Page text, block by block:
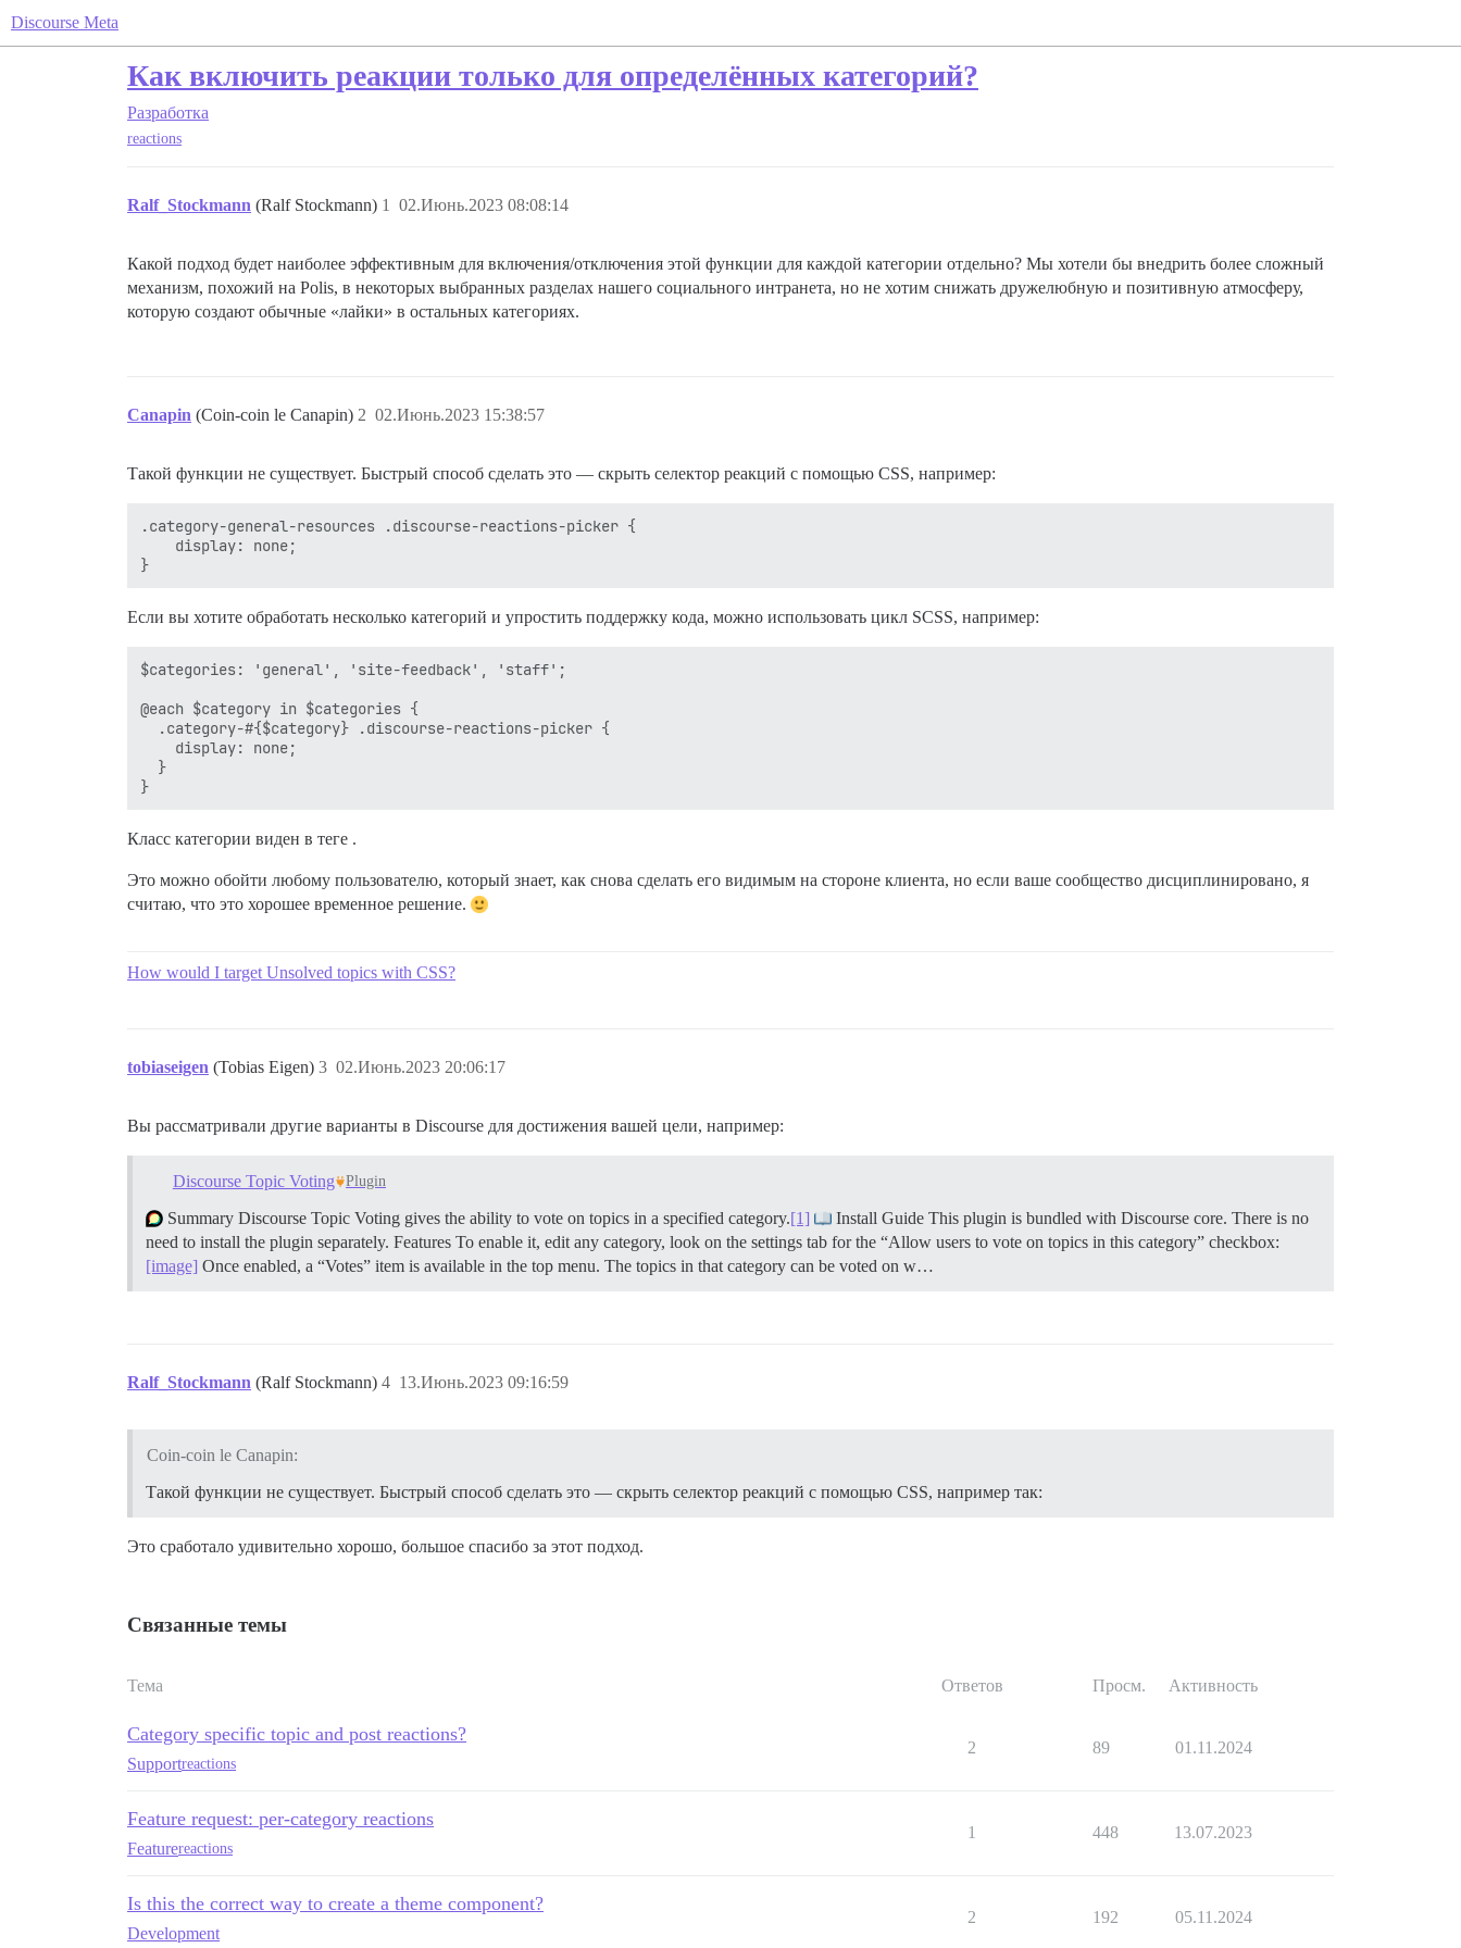
Discourse Meta
Как включить реакции только для определённых категорий?
Разработка
reactions
Ralf_Stockmann (Ralf Stockmann) 02.Июнь.2023 08:08:14
1
Какой подход будет наиболее эффективным для включения/отключения этой функции для каждой категории отдельно? Мы хотели бы внедрить более сложный
механизм, похожий на Polis, в некоторых выбранных разделах нашего социального интранета, но не хотим снижать дружелюбную и позитивную атмосферу,
которую создают обычные «лайки» в остальных категориях.
Canapin (Coin-coin le Canapin) 02.Июнь.2023 15:38:57
2
Такой функции не существует. Быстрый способ сделать это — скрыть селектор реакций с помощью CSS, например:
.category-general-resources .discourse-reactions-picker {
    display: none;
Если вы хотите обработать несколько категорий и упростить поддержку кода, можно использовать цикл SCSS, например:
$categories: 'general', 'site-feedback', 'staff';
@each $category in $categories {
  .category-#{$category} .discourse-reactions-picker {
    display: none;
  }
Класс категории виден в теге .
Это можно обойти любому пользователю, который знает, как снова сделать его видимым на стороне клиента, но если ваше сообщество дисциплинировано, я
считаю, что это хорошее временное решение.
How would I target Unsolved topics with CSS?
tobiaseigen (Tobias Eigen) 02.Июнь.2023 20:06:17
3
Вы рассматривали другие варианты в Discourse для достижения вашей цели, например:
Discourse Topic Voting Plugin
Summary Discourse Topic Voting gives the ability to vote on topics in a specified category.[1]
Install Guide This plugin is bundled with Discourse core. There is no
need to install the plugin separately. Features To enable it, edit any category, look on the settings tab for the “Allow users to vote on topics in this category” checkbox:
[image] Once enabled, a “Votes” item is available in the top menu. The topics in that category can be voted on w…
Ralf_Stockmann (Ralf Stockmann) 13.Июнь.2023 09:16:59
4
Coin-coin le Canapin:
Такой функции не существует. Быстрый способ сделать это — скрыть селектор реакций с помощью CSS, например так:
Это сработало удивительно хорошо, большое спасибо за этот подход.
Связанные темы
Тема Ответов Просм. Активность
Category specific topic and post reactions?
Supportreactions
2 89 01.11.2024
Feature request: per-category reactions
Featurereactions
1 448 13.07.2023
Is this the correct way to create a theme component?
Development
2 192 05.11.2024